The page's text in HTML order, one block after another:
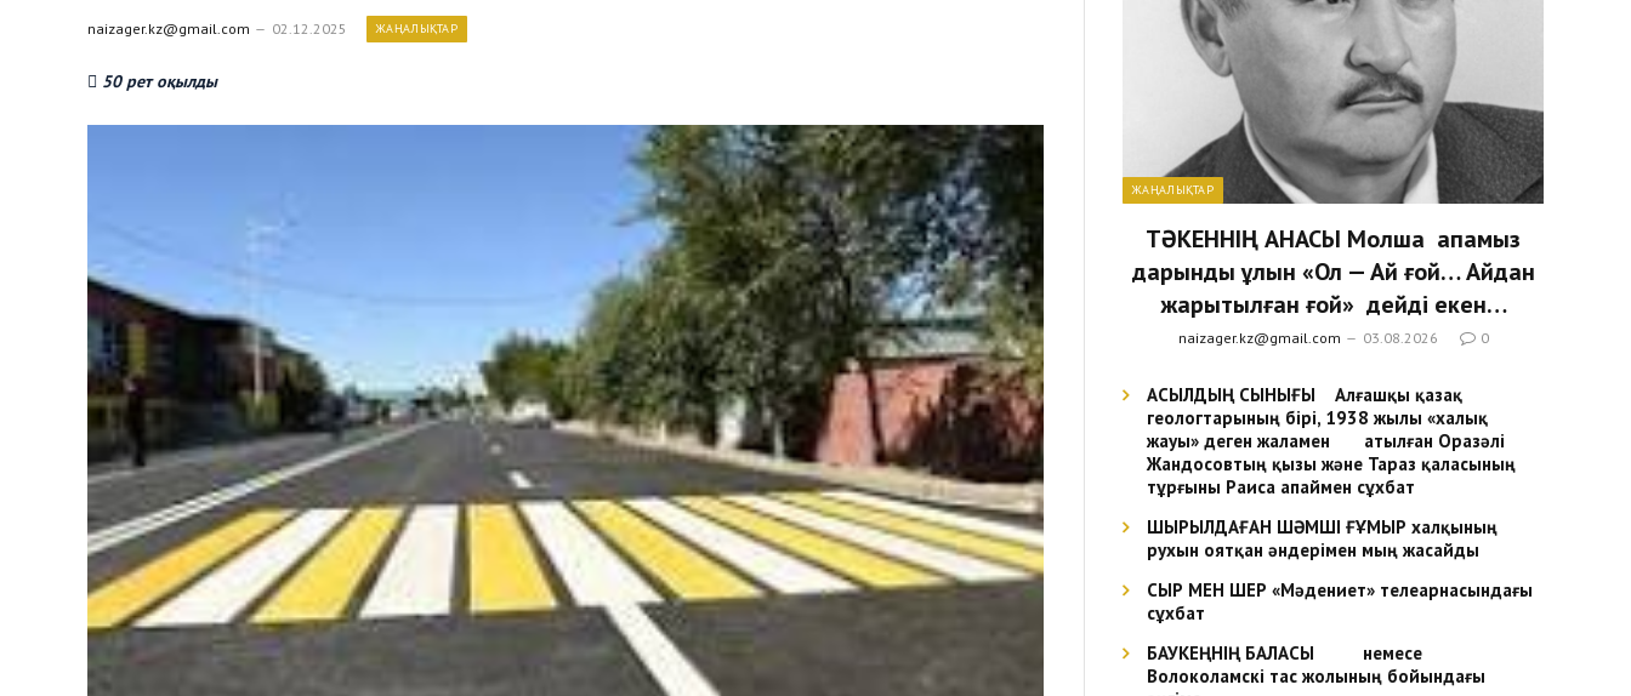
naizager.kz@gmail.com 02.12.2025 ЖАҢАЛЫҚТАР
50 рет оқылды
ЖАҢАЛЫҚТАР
ТӘКЕННІҢ АНАСЫ Молша апамыз
дарынды ұлын «Ол — Ай ғой… Айдан
жарытылған ғой» дейді екен…
naizager.kz@gmail.com 03.08.2026 0
АСЫЛДЫҢ СЫНЫҒЫ Алғашқы қазақ
геологтарының бірі, 1938 жылы «халық
жауы» деген жаламен атылған Оразәлі
Жандосовтың қызы және Тараз қаласының
тұрғыны Раиса апаймен сұхбат
ШЫРЫЛДАҒАН ШӘМШІ ҒҰМЫР халқының
рухын оятқан әндерімен мың жасайды
СЫР МЕН ШЕР «Мәдениет» телеарнасындағы
сұхбат
БАУКЕҢНІҢ БАЛАСЫ немесе
Волоколамскі тас жолының бойындағы